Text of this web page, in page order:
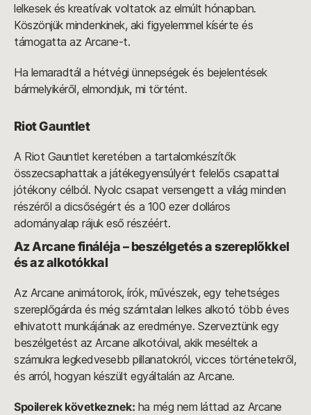
lelkesek és kreatívak voltatok az elmúlt hónapban.
Köszönjük mindenkinek, aki figyelemmel kísérte és
támogatta az Arcane-t.
Ha lemaradtál a hétvégi ünnepségek és bejelentések
bármelyikéről, elmondjuk, mi történt.
Riot Gauntlet
A Riot Gauntlet keretében a tartalomkészítők
összecsaphattak a játékegyensúlyért felelős csapattal
jótékony célból. Nyolc csapat versengett a világ minden
részéről a dicsőségért és a 100 ezer dolláros
adományalap rájuk eső részéért.
Az Arcane fináléja – beszélgetés a szereplőkkel
és az alkotókkal
Az Arcane animátorok, írók, művészek, egy tehetséges
szereplőgárda és még számtalan lelkes alkotó több éves
elhivatott munkájának az eredménye. Szerveztünk egy
beszélgetést az Arcane alkotóival, akik meséltek a
számukra legkedvesebb pillanatokról, vicces történetekről,
és arról, hogyan készült egyáltalán az Arcane.
Spoilerek következnek: ha még nem láttad az Arcane